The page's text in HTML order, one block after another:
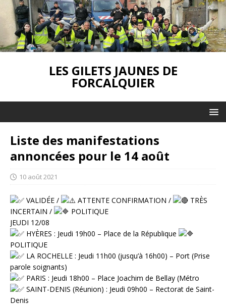
LES GILETS JAUNES DE
FORCALQUIER
Liste des manifestations
annoncées pour le 14 août
10 août 2021
⁠ VALIDÉE / ⁠ ATTENTE CONFIRMATION /
⁠ TRÈS
INCERTAIN /
POLITIQUE
JEUDI 12/08
⁠ HYÈRES : Jeudi 19h00 – Place de la République
POLITIQUE
LA ROCHELLE : Jeudi 11h00 (jusqu’à 16h00) – Port (Prise
parole soignants)
⁠ PARIS : Jeudi 18h00 – Place Joachim de Bellay (Métro
⁠ SAINT-DENIS (Réunion) : Jeudi 09h00 – Rectorat de Saint-
Denis